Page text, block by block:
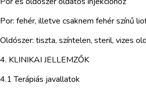
Por: fehér, illetve csaknem fehér színű
Oldószer: tiszta, színtelen, steril, vizes
4. KLINIKAI JELLEMZŐK
4.1 Terápiás javallatok